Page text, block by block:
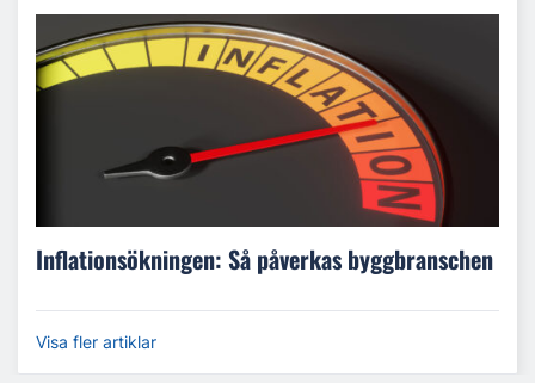
Inflationsökningen: Så påverkas byggbranschen
Visa fler artiklar